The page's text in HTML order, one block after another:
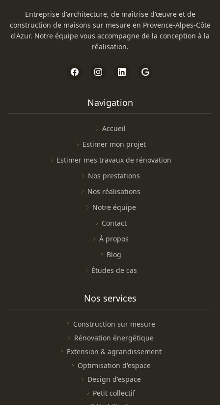
Entreprise d'architecture, de maîtrise d'œuvre et de
construction de maisons sur mesure en Provence-Alpes-Côte
d'Azur. Notre équipe vous accompagne de la conception à la
réalisation.
Navigation
Accueil
Estimer mon projet
Estimer mes travaux de rénovation
Nos prestations
Nos réalisations
Notre équipe
Contact
À propos
Blog
Études de cas
Nos services
Construction sur mesure
Rénovation énergétique
Extension & agrandissement
Optimisation d'espace
Design d'espace
Petit collectif